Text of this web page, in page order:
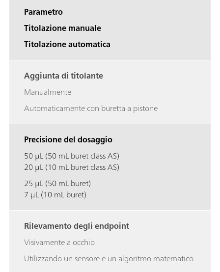
Parametro
Titolazione manuale
Titolazione automatica
Aggiunta di titolante
Manualmente
Automaticamente con buretta a pistone
Precisione del dosaggio
50 µL (50 mL buret class AS)
20 µL (10 mL buret class AS)
25 µL (50 mL buret)
7 µL (10 mL buret)
Rilevamento degli endpoint
Visivamente a occhio
Utilizzando un sensore e un algoritmo matematico